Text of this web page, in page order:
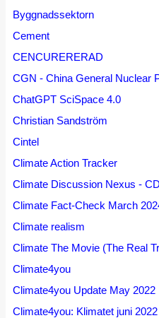
Byggnadssektorn
Cement
CENCURERERAD
CGN - China General Nuclear
ChatGPT SciSpace 4.0
Christian Sandström
Cintel
Climate Action Tracker
Climate Discussion Nexus -
Climate Fact-Check March
Climate realism
Climate The Movie (The Real
Climate4you
Climate4you Update May 2022
Climate4you: Klimatet juni 2022